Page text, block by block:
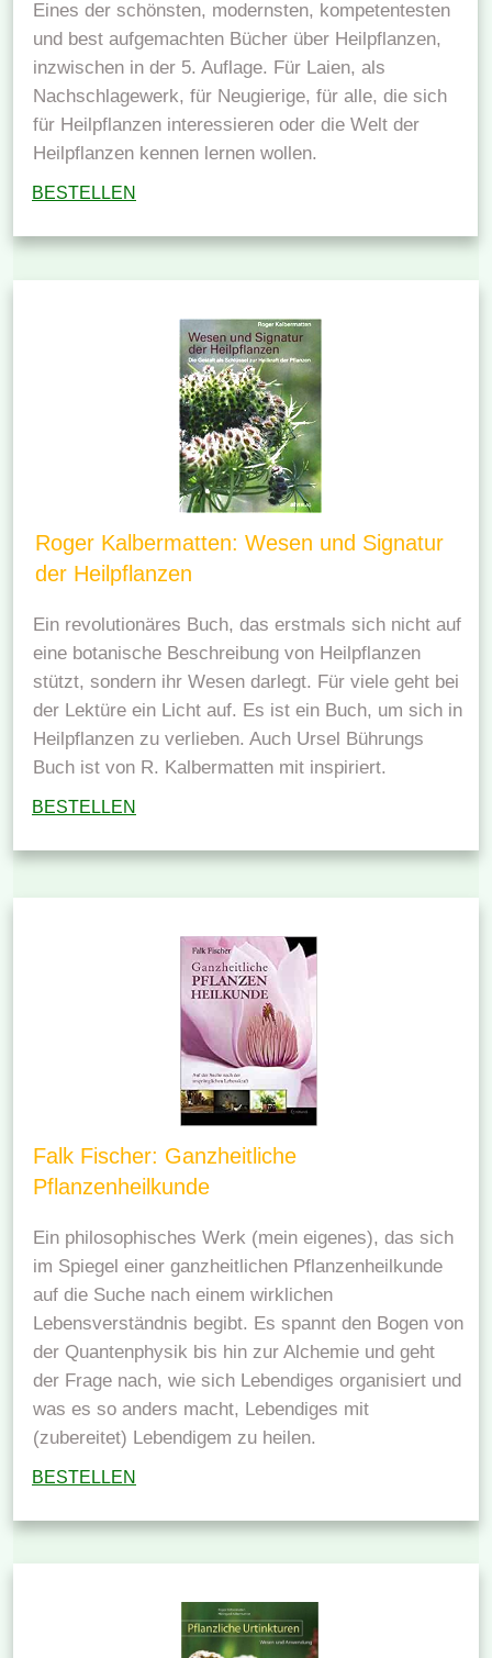
Eines der schönsten, modernsten, kompetentesten
und best aufgemachten Bücher über Heilpflanzen,
inzwischen in der 5. Auflage. Für Laien, als
Nachschlagewerk, für Neugierige, für alle, die sich
für Heilpflanzen interessieren oder die Welt der
Heilpflanzen kennen lernen wollen.
BESTELLEN
Roger Kalbermatten: Wesen und Signatur
der Heilpflanzen
Ein revolutionäres Buch, das erstmals sich nicht auf
eine botanische Beschreibung von Heilpflanzen
stützt, sondern ihr Wesen darlegt. Für viele geht bei
der Lektüre ein Licht auf. Es ist ein Buch, um sich in
Heilpflanzen zu verlieben. Auch Ursel Bührungs
Buch ist von R. Kalbermatten mit inspiriert.
BESTELLEN
Falk Fischer: Ganzheitliche
Pflanzenheilkunde
Ein philosophisches Werk (mein eigenes), das sich
im Spiegel einer ganzheitlichen Pflanzenheilkunde
auf die Suche nach einem wirklichen
Lebensverständnis begibt. Es spannt den Bogen von
der Quantenphysik bis hin zur Alchemie und geht
der Frage nach, wie sich Lebendiges organisiert und
was es so anders macht, Lebendiges mit
(zubereitet) Lebendigem zu heilen.
BESTELLEN